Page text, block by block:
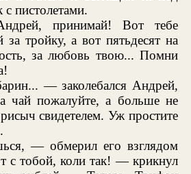
пистолетами.
принимай! Вот тебе
за тройку, а вот пятьдесят на
за любовь твою... Помни
— заколебался Андрей,
чай пожалуйте, а больше не
свидетелем. Уж простите
— обмерил его взглядом
тобой, коли так! — крикнул